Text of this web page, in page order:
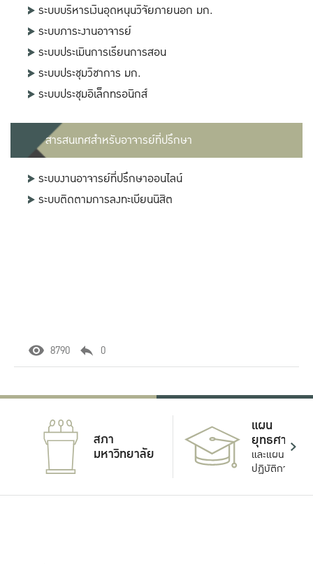
ระบบบริหารเงินอุดหนุนวิจัยภายนอก มก.
ระบบภาระงานอาจารย์
ระบบประเมินการเรียนการสอน
ระบบประชุมวิชาการ มก.
ระบบประชุมอิเล็กทรอนิกส์
สารสนเทศสำหรับอาจารย์ที่ปรึกษา
ระบบงานอาจารย์ที่ปรึกษาออนไลน์
ระบบติดตามการลงทะเบียนนิสิต
8790 0
สภา
มหาวิทยาลัย
แผน
ยุทธศาสตร์
และแผน
ปฏิบัติการ